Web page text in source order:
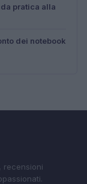
pratica alla
dei notebook
recensioni